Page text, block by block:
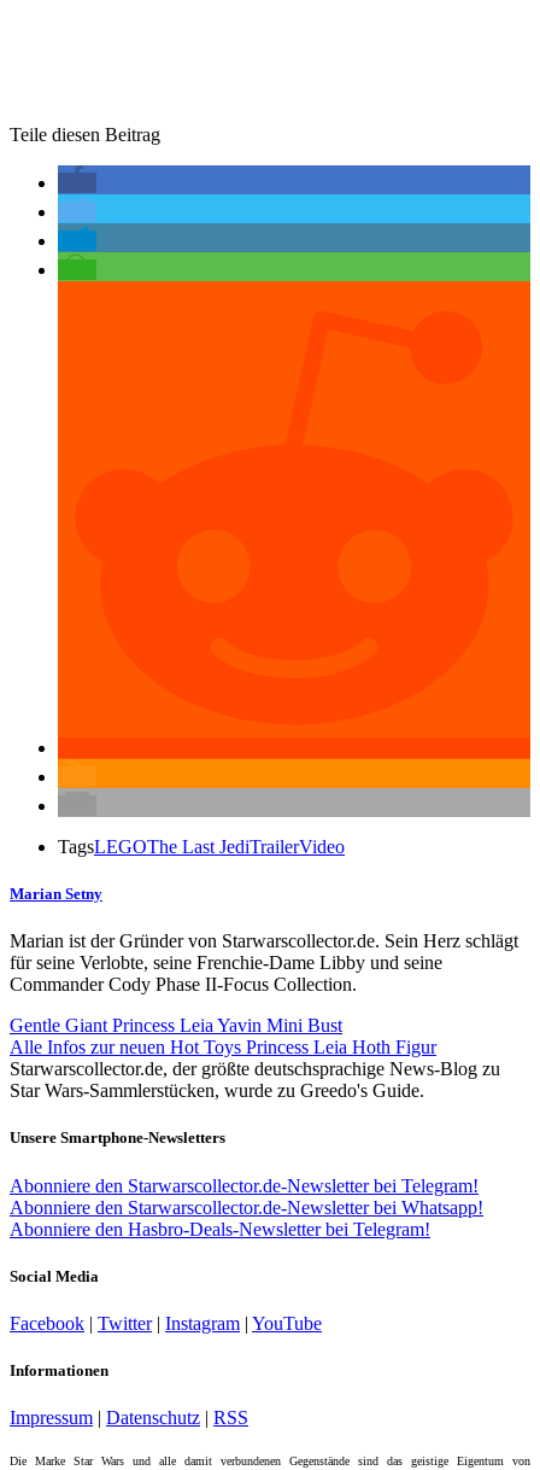
Teile diesen Beitrag
TagsLEGOThe Last JediTrailerVideo
Marian Setny
Marian ist der Gründer von Starwarscollector.de. Sein Herz schlägt
für seine Verlobte, seine Frenchie-Dame Libby und seine
Commander Cody Phase II-Focus Collection.
Gentle Giant Princess Leia Yavin Mini Bust
Alle Infos zur neuen Hot Toys Princess Leia Hoth Figur
Starwarscollector.de, der größte deutschsprachige News-Blog zu
Star Wars-Sammlerstücken, wurde zu Greedo's Guide.
Unsere Smartphone-Newsletters
Abonniere den Starwarscollector.de-Newsletter bei Telegram!
Abonniere den Starwarscollector.de-Newsletter bei Whatsapp!
Abonniere den Hasbro-Deals-Newsletter bei Telegram!
Social Media
Facebook | Twitter| Instagram | YouTube
Informationen
Impressum | Datenschutz | RSS
Die Marke Star Wars und alle damit verbundenen Gegenstände sind das geistige Eigentum von